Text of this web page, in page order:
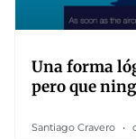
Una forma
pero que
Santiago Cravero